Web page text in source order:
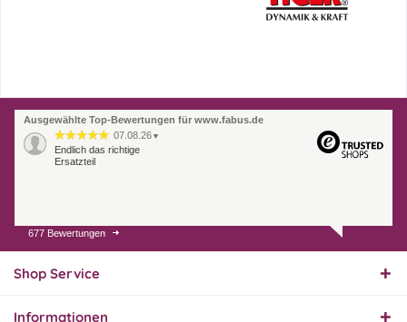
Ausgewählte Top-Bewertungen für www.fabus.de
07.08.26 ▼
Endlich das richtige
Ersatzteil
01.08.26
Innerhalb 2 Tagen Ware
677 Bewertungen
Shop Service
Informationen